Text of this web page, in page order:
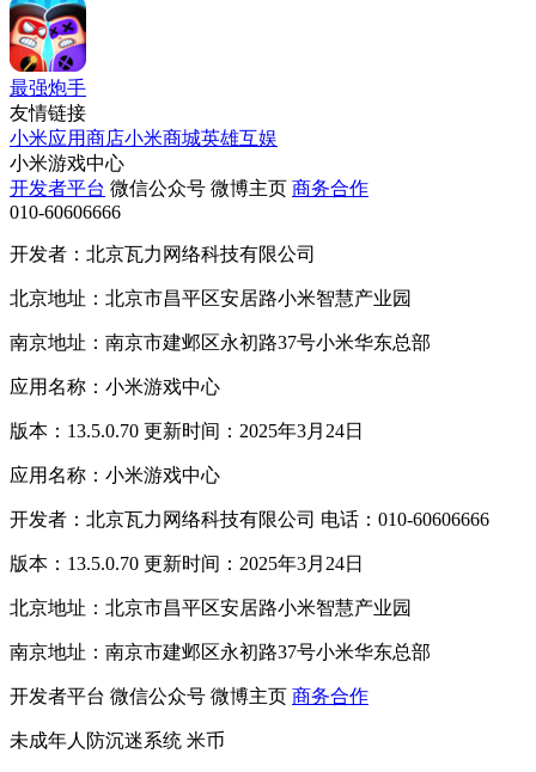
最强炮手
友情链接
小米应用商店小米商城英雄互娱
小米游戏中心
开发者平台 微信公众号 微博主页 商务合作
010-60606666
开发者：北京瓦力网络科技有限公司
北京地址：北京市昌平区安居路小米智慧产业园
南京地址：南京市建邺区永初路37号小米华东总部
应用名称：小米游戏中心
版本：13.5.0.70 更新时间：2025年3月24日
应用名称：小米游戏中心
开发者：北京瓦力网络科技有限公司 电话：010-60606666
版本：13.5.0.70 更新时间：2025年3月24日
北京地址：北京市昌平区安居路小米智慧产业园
南京地址：南京市建邺区永初路37号小米华东总部
开发者平台 微信公众号 微博主页 商务合作
未成年人防沉迷系统 米币